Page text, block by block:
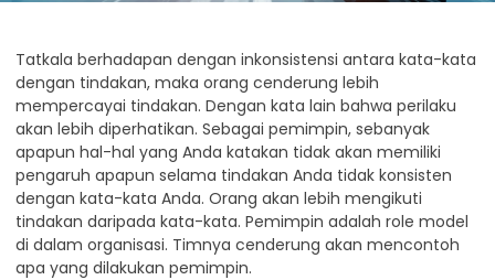
Tatkala berhadapan dengan inkonsistensi antara kata-kata
dengan tindakan, maka orang cenderung lebih
mempercayai tindakan. Dengan kata lain bahwa perilaku
akan lebih diperhatikan. Sebagai pemimpin, sebanyak
apapun hal-hal yang Anda katakan tidak akan memiliki
pengaruh apapun selama tindakan Anda tidak konsisten
dengan kata-kata Anda. Orang akan lebih mengikuti
tindakan daripada kata-kata. Pemimpin adalah role model
di dalam organisasi. Timnya cenderung akan mencontoh
apa yang dilakukan pemimpin.